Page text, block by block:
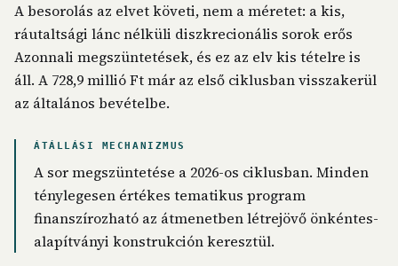
A besorolás az elvet követi, nem a méretet: a kis,
ráutaltsági lánc nélküli diszkrecionális sorok erős
Azonnali megszüntetések, és ez az elv kis tételre is
áll. A 728,9 millió Ft már az első ciklusban visszakerül
az általános bevételbe.
ÁTÁLLÁSI MECHANIZMUS
A sor megszüntetése a 2026-os ciklusban. Minden
ténylegesen értékes tematikus program
finanszírozható az átmenetben létrejövő önkéntes-
alapítványi konstrukción keresztül.